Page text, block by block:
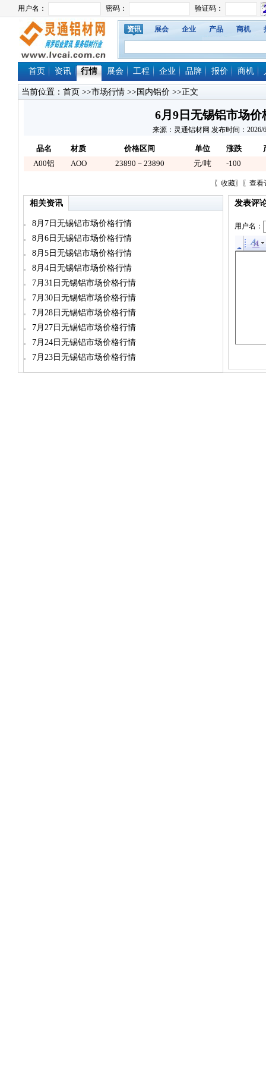
资讯 展会 企业 产品 商机
首页 资讯 行情 展会 工程 企业 品牌 报价 商机
当前位置： 首页 >>市场行情 >>国内铝价 >>正文
6月9日无锡铝市场价
来源：灵通铝材网 发布时间：2026/
品名 材质 价格区间 单位 涨跌
A00铝
AOO 23890－23890 元/吨 -100
〖 收藏〗〖 查看
相关资讯
8月7日无锡铝市场价格行情
8月6日无锡铝市场价格行情
8月5日无锡铝市场价格行情
8月4日无锡铝市场价格行情
7月31日无锡铝市场价格行情
7月30日无锡铝市场价格行情
7月28日无锡铝市场价格行情
7月27日无锡铝市场价格行情
7月24日无锡铝市场价格行情
7月23日无锡铝市场价格行情
发表评
用户名：